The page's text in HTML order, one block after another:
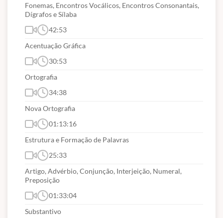
Fonemas, Encontros Vocálicos, Encontros Consonantais,
Dígrafos e Sílaba
42:53
Acentuação Gráfica
30:53
Ortografia
34:38
Nova Ortografia
01:13:16
Estrutura e Formação de Palavras
25:33
Artigo, Advérbio, Conjunção, Interjeição, Numeral,
Preposição
01:33:04
Substantivo